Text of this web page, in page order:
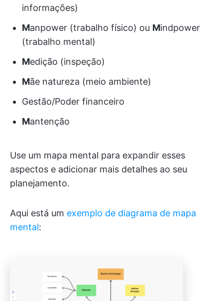
informações)
Manpower (trabalho físico) ou Mindpower
(trabalho mental)
Medição (inspeção)
Mãe natureza (meio ambiente)
Gestão/Poder financeiro
Mantenção
Use um mapa mental para expandir esses
aspectos e adicionar mais detalhes ao seu
planejamento.
Aqui está um exemplo de diagrama de mapa
mental: